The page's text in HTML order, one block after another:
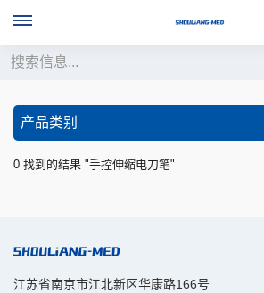
产品类别
0 找到的结果 "手控伸缩电刀笔"
江苏省南京市江北新区华康路166号